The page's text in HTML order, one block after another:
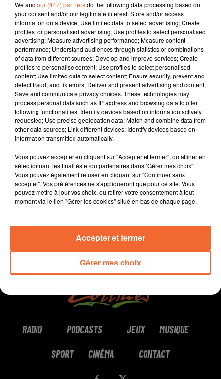
coup de coeur cinéma
25 janvier 2023 - 2 min 1 sec
MONSIEUR CONSTANT
David Puaud
Coup de coeur cinéma
Chaque mercredi, dans notre Actu Ciné à 17h15,
Morgan, programmateur au Fauteuil Rouge à
Bressuire, vous propose son coup de coeur.
0:00 2 min 1 sec
RADIO PODCASTS JEUX MUSIQUE
SPORT CINÉMA CONTACT
We and our (447) partnersdo the following data processing based on
your consent and/or our legitimate interest: Store and/or access
information on a device; Use limited data to select advertising; Create
profiles for personalised advertising; Use profiles to select personalised
advertising; Measure advertising performance; Measure content
performance; Understand audiences through statistics or combinations
of data from different sources; Develop and improve services; Create
profiles to personalise content; Use profiles to select personalised
content; Use limited data to select content; Ensure security, prevent and
detect fraud, and fix errors; Deliver and present advertising and content;
Save and communicate privacy choices. These technologies may
process personal data such as IP address and browsing data to offer
following functionalities: Identify devices based on information actively
requested; Use precise geolocation data; Match and combine data from
other data sources; Link different devices; Identify devices based on
information transmitted automatically.
Vous pouvez accepter en cliquant sur "Accepter et fermer", ou affiner en
sélectionnant les finalités et/ou partenaires dans "Gérer mes choix".
Vous pouvez également refuser en cliquant sur "Continuer sans
accepter". Vos préférences ne s'appliqueront que pour ce site. Vous
pouvez mettre à jour vos choix, ou retirer votre consentement à tout
moment via le lien "Gérer les cookies" situé en bas de chaque page.
Gérer mes choix
Accepter et fermer